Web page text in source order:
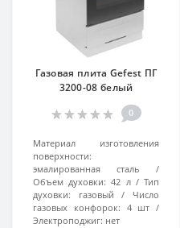
Газовая плита Gefest ПГ
3200-08 белый
0
Материал изготовления
поверхности:
эмалированная сталь
Объем духовки: 42 л
Тип
духовки:
газовый
Число
газовых конфорок: 4 шт
Электроподжиг: нет